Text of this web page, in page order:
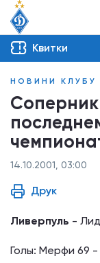
Квитки
НОВИНИ КЛУБУ
14.10.2001, 03:00
Друк
Ливерпуль -
Голы: Мерфи 69